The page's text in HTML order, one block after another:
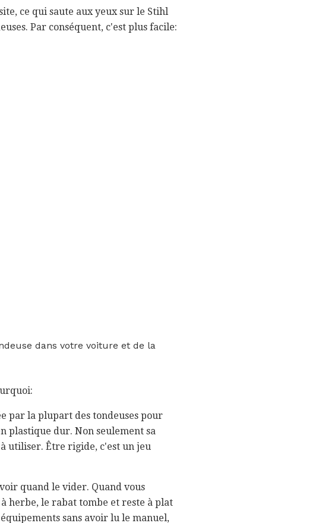
ce qui saute aux yeux sur le Stihl
Par conséquent, c'est plus facile:
dans votre voiture et de la
par la plupart des tondeuses pour
plastique dur. Non seulement sa
utiliser. Être rigide, c'est un jeu
quand le vider. Quand vous
herbe, le rabat tombe et reste à plat
sans avoir lu le manuel,